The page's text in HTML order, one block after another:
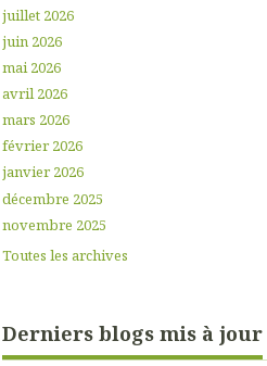
juillet 2026
juin 2026
mai 2026
avril 2026
mars 2026
février 2026
janvier 2026
décembre 2025
novembre 2025
Toutes les archives
Derniers blogs mis à jour